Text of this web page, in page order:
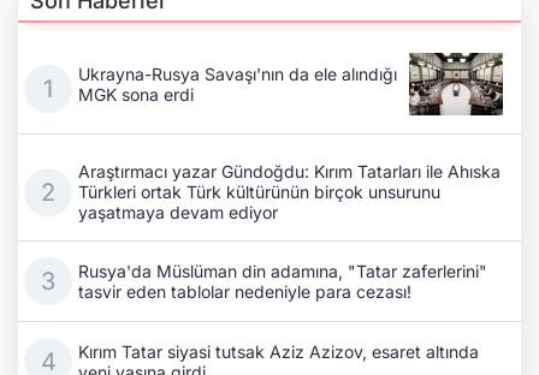
Ukrayna-Rusya Savaşı'nın da ele alındığı
MGK sona erdi
Araştırmacı yazar Gündoğdu: Kırım Tatarları ile Ahıska
Türkleri ortak Türk kültürünün birçok unsurunu
yaşatmaya devam ediyor
Rusya'da Müslüman din adamına, "Tatar zaferlerini"
tasvir eden tablolar nedeniyle para cezası!
Kırım Tatar siyasi tutsak Aziz Azizov, esaret altında